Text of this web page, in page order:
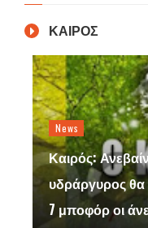
ΚΑΙΡΟΣ
News
Καιρός:
υδράργυρος θα
7 μποφόρ οι